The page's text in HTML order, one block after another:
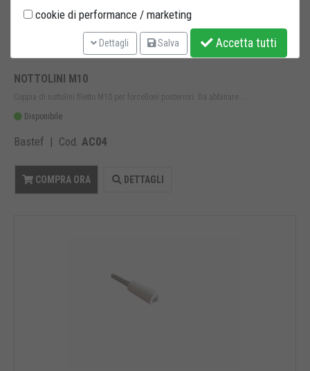
IVA inclusa
NOTTOLINI M10
Coppia di nottolini filetto M10 per forcelloni posteriori. Da abbinare ...
Disponibile
Bastef | Cod. AC04
COMPRA ORA DETTAGLI
cookie di performance / marketing
Dettagli Salva Accetta tutti